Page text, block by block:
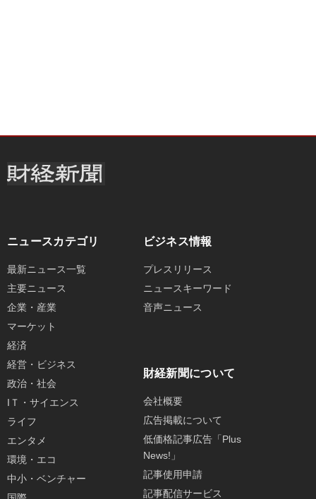
ニュースカテゴリ
最新ニュース一覧
主要ニュース
企業・産業
マーケット
経済
経営・ビジネス
政治・社会
IＴ・サイエンス
ライフ
エンタメ
環境・エコ
中小・ベンチャー
ビジネス情報
プレスリリース
ニュースキーワード
音声ニュース
財経新聞について
会社概要
広告掲載について
低価格記事広告「Plus
News!」
記事使用申請
記事配信サービス